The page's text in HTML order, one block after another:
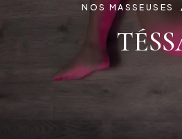
NOS MASSEUSES